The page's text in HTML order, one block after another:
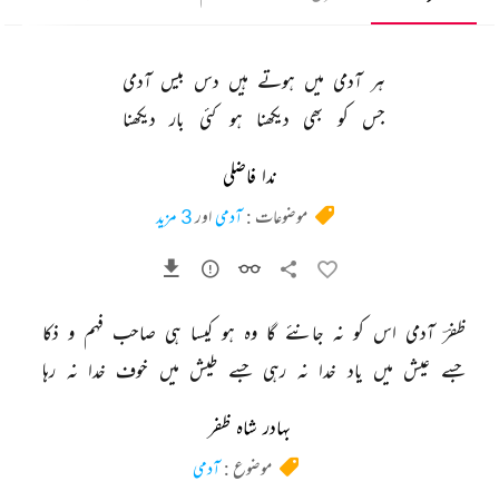
ہر آدمی میں ہوتے ہیں دس بیس آدمی
جس
کو بھی دیکھنا ہو کئی بار دیکھنا
ندا فاضلی
موضوعات :آدمیاور3 مزید
ظفرؔ آدمی اس کو نہ جانئے گا وہ ہو کیسا ہی صاحب فہم و ذکا
جسے عیش میں یاد خدا نہ رہی جسے طیش میں خوف خدا نہ رہا
بہادر شاہ ظفر
موضوع :آدمی